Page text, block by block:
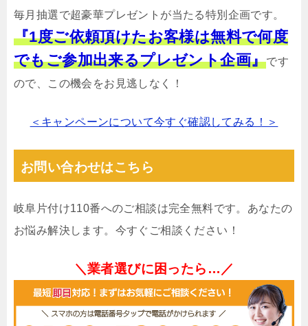
毎月抽選で超豪華プレゼントが当たる特別企画です。
『1度ご依頼頂けたお客様は無料で何度
でもご参加出来るプレゼント企画』です
ので、この機会をお見逃しなく！
＜キャンペーンについて今すぐ確認してみる！＞
お問い合わせはこちら
岐阜片付け110番へのご相談は完全無料です。あなたの
お悩み解決します。今すぐご相談ください！
＼業者選びに困ったら…／